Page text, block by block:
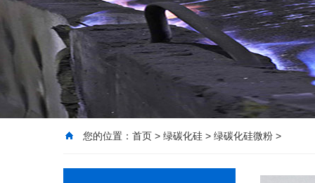
您的位置： 首页 > 绿碳化硅 > 绿碳化硅微粉 >